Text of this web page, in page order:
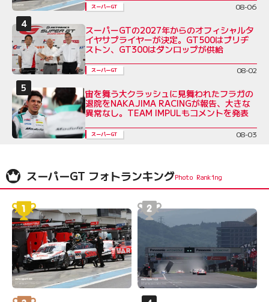
スーパーGT 08-06
スーパーGTの2027年からのオフィシャルタ
イヤサプライヤーが決定。GT500はブリヂ
ストン、GT300はダンロップが供給
スーパーGT 08-02
宙を舞う大クラッシュに見舞われたフラガの
退院をNAKAJIMA RACINGが報告、大きな
異常なし。TEAM IMPULもコメントを発表
スーパーGT 08-03
スーパーGT フォトランキング